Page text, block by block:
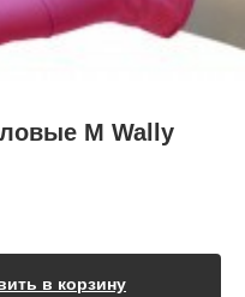
М Wally
в корзину